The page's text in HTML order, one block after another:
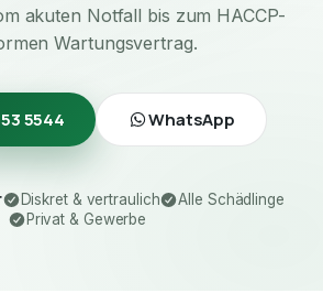
akuten Notfall bis zum HACCP-
Wartungsvertrag.
5544 WhatsApp
Diskret & vertraulich
Alle Schädlinge
Privat & Gewerbe